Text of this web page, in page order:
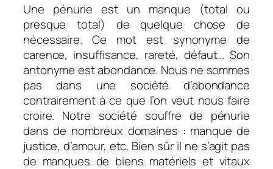
Une pénurie est un manque (total ou
presque total) de quelque chose de
nécessaire. Ce mot est synonyme de
carence, insuffisance, rareté, défaut… Son
antonyme est abondance. Nous ne sommes
pas dans une société d’abondance
contrairement à ce que l’on veut nous faire
croire. Notre société souffre de pénurie
dans de nombreux domaines : manque de
justice, d’amour, etc. Bien sûr il ne s’agit pas
de manques de biens matériels et vitaux